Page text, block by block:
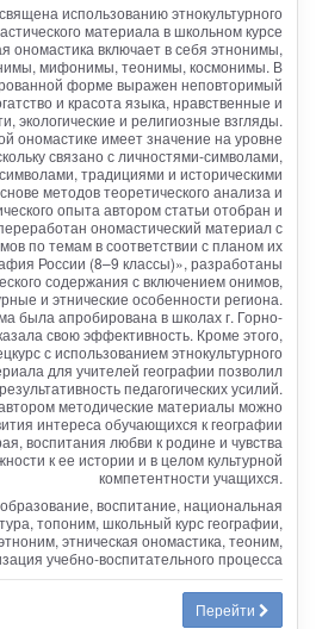
использованию этнокультурного
материала в школьном курсе
ономастика включает в себя этнонимы,
мифонимы, теонимы, космонимы. В
форме выражен неповторимый
и красота языка, нравственные и
экологические и религиозные взгляды.
ономастике имеет значение на уровне
связано с личностями-символами,
традициями и историческими
методов теоретического анализа и
опыта автором статьи отобран и
ономастический материал с
по темам в соответствии с планом их
России (8–9 классы)», разработаны
содержания с включением онимов,
и этнические особенности региона.
была апробирована в школах г. Горно-
свою эффективность. Кроме этого,
с использованием этнокультурного
для учителей географии позволил
педагогических усилий.
методические материалы можно
интереса обучающихся к географии
воспитания любви к родине и чувства
к ее истории и в целом культурной
компетентности учащихся.
образование, воспитание, национальная
топоним, школьный курс географии,
этническая ономастика, теоним,
учебно-воспитательного процесса
Перейти